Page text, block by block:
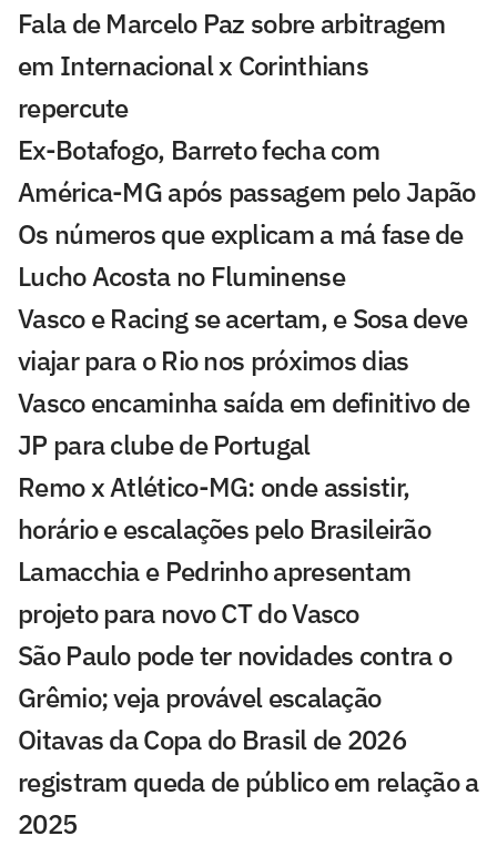
Fala de Marcelo Paz sobre arbitragem
em Internacional x Corinthians
repercute
Ex-Botafogo, Barreto fecha com
América-MG após passagem pelo Japão
Os números que explicam a má fase de
Lucho Acosta no Fluminense
Vasco e Racing se acertam, e Sosa deve
viajar para o Rio nos próximos dias
Vasco encaminha saída em definitivo de
JP para clube de Portugal
Remo x Atlético-MG: onde assistir,
horário e escalações pelo Brasileirão
Lamacchia e Pedrinho apresentam
projeto para novo CT do Vasco
São Paulo pode ter novidades contra o
Grêmio; veja provável escalação
Oitavas da Copa do Brasil de 2026
registram queda de público em relação a
2025